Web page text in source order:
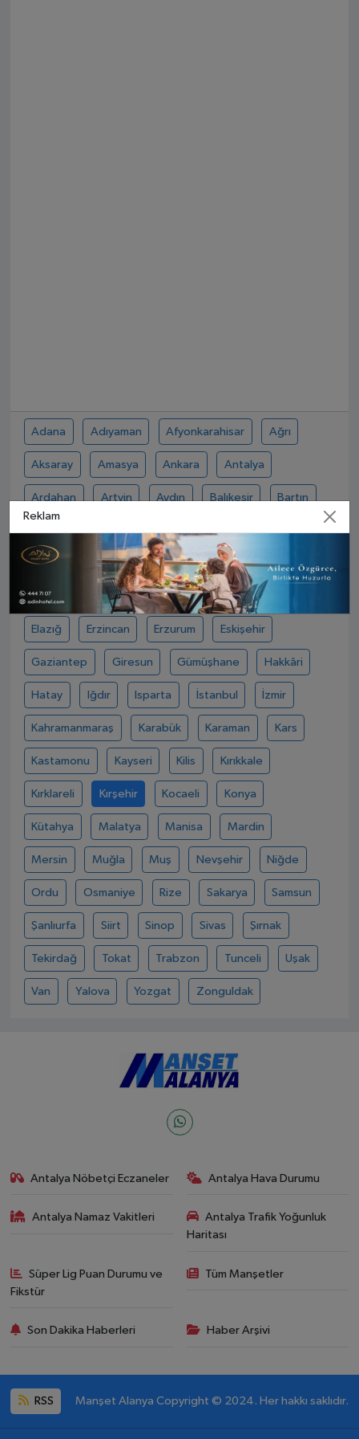
Adana Adıyaman Afyonkarahisar Ağrı
Aksaray Amasya Ankara Antalya
Ardahan Artvin Aydın Balıkesir Bartın
Batman Bayburt Bilecik Bingöl Bitlis
Bolu Burdur Bursa Çanakkale Çankırı
Çorum Denizli Diyarbakır Düzce
Elazığ Erzincan Erzurum Eskişehir
Gaziantep Giresun Gümüşhane Hakkâri
Hatay Iğdır Isparta İstanbul İzmir
Kahramanmaraş Karabük Karaman Kars
Kastamonu Kayseri Kilis Kırıkkale
Kırklareli Kırşehir Kocaeli Konya
Kütahya Malatya Manisa Mardin
Mersin Muğla Muş Nevşehir Niğde
Ordu Osmaniye Rize Sakarya Samsun
Şanlıurfa Siirt Sinop Sivas Şırnak
Tekirdağ Tokat Trabzon Tunceli Uşak
Van Yalova Yozgat Zonguldak
Antalya Nöbetçi Eczaneler Antalya Hava Durumu
Antalya Namaz Vakitleri
Antalya Trafik Yoğunluk
Haritası
Süper Lig Puan Durumu ve
Fikstür
Tüm Manşetler
Son Dakika Haberleri Haber Arşivi
RSS Manşet Alanya Copyright © 2024. Her hakkı saklıdır.
Reklam